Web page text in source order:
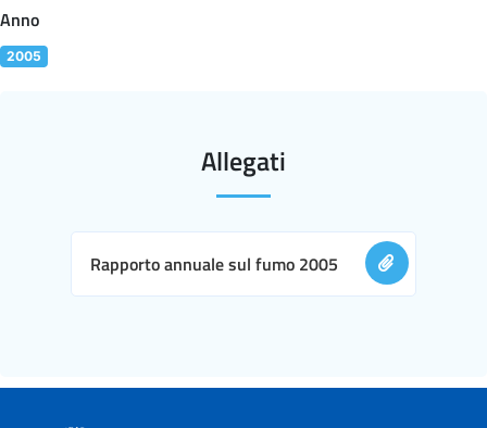
Anno
2005
Allegati
Rapporto annuale sul fumo 2005